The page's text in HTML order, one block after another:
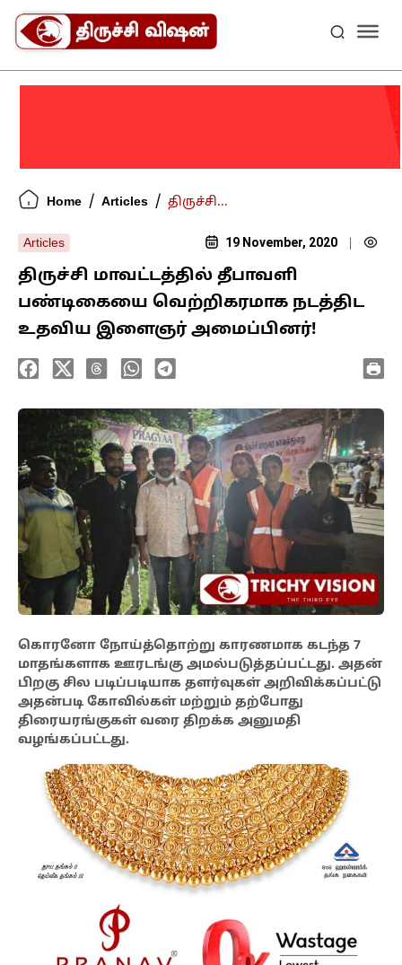
Home / Articles / திருச்சி...
Articles 19 November, 2020
திருச்சி மாவட்டத்தில் தீபாவளி
பண்டிகையை வெற்றிகரமாக நடத்திட
உதவிய இளைஞர்‌ அமைப்பினர்!
கொரனோ நோய்த்தொற்று காரணமாக கடந்த 7
மாதங்களாக ஊரடங்கு அமல்படுத்தப்பட்டது. அதன்
பிறகு சில படிப்படியாக தளர்வுகள் அறிவிக்கப்பட்டு
அதன்படி கோவில்கள் மற்றும் தற்போது
திரையரங்குகள் வரை திறக்க அனுமதி
வழங்கப்பட்டது.